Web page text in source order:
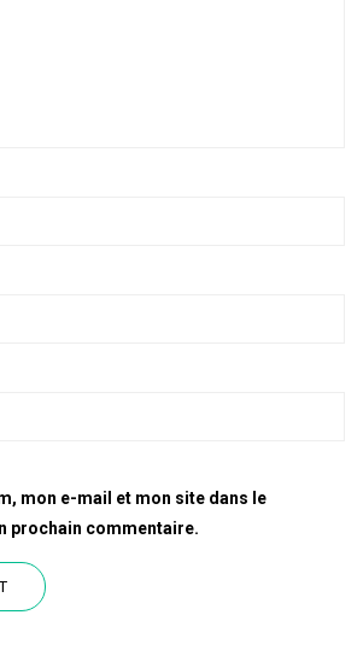
mon e-mail et mon site dans le
prochain commentaire.